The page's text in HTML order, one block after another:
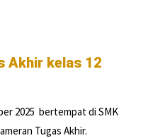
Akhir kelas 12
2025 bertempat di SMK
Tugas Akhir.